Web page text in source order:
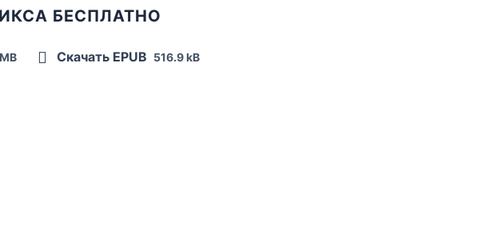
БЕСПЛАТНО
Скачать EPUB 516.9 kB